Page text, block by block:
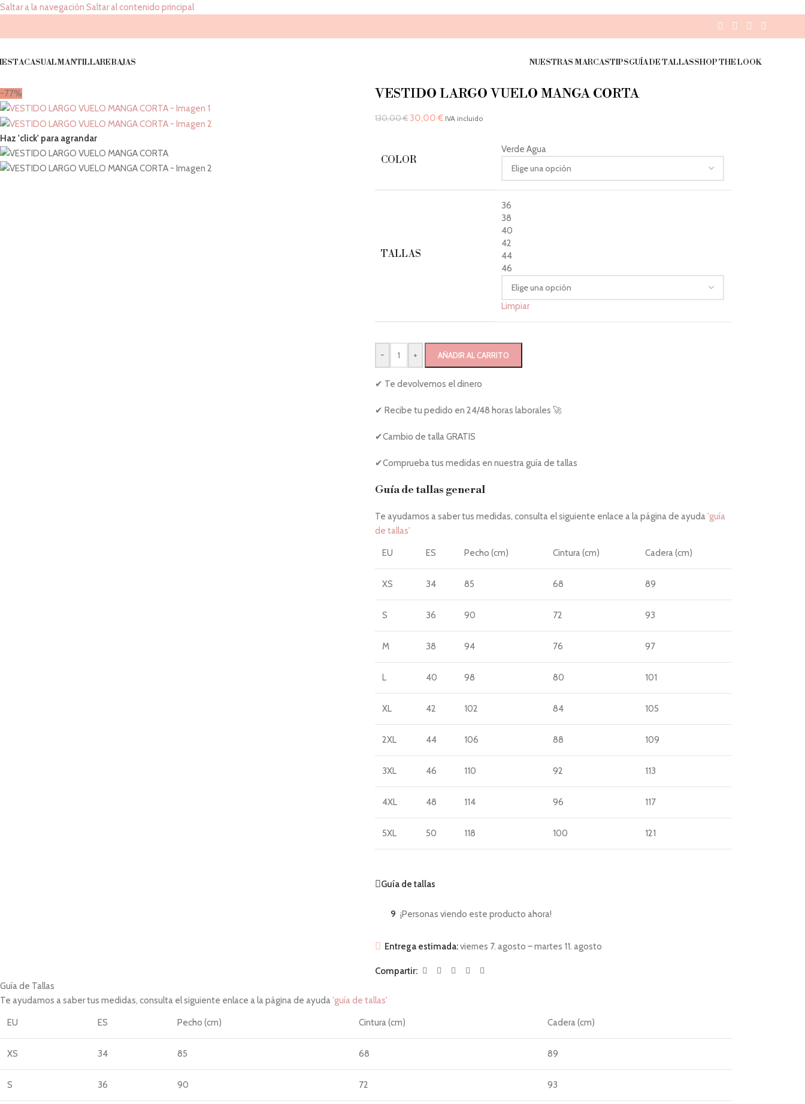
Saltar a la navegación Saltar al contenido principal
CASUALMANTILLAREBAJAS NUESTRAS MARCASTIPSGUÍA DE TALLASSHOP THE LOOK
-77%
Haz 'click' para agrandar
VESTIDO LARGO VUELO MANGA CORTA
130,00€ 30,00 € IVA incluido
COLOR
Verde Agua
TALLAS
36
38
40
42
44
46
Limpiar
- + AÑADIR AL CARRITO
✔ Te devolvemos el dinero
✔ Recibe tu pedido en 24/48 horas laborales 🚀
✔Cambio de talla GRATIS
✔Comprueba tus medidas en nuestra guía de tallas
Guía de tallas general
Te ayudamos a saber tus medidas, consulta el siguiente enlace a la página de ayuda'guía
de tallas'
EU ES Pecho (cm) Cintura (cm) Cadera (cm)
XS 34 85 68 89
S 36 90 72 93
M 38 94 76 97
L 40 98 80 101
XL 42 102 84 105
2XL 44 106 88 109
3XL 46 110 92 113
4XL 48 114 96 117
5XL 50 118 100 121
Guía de tallas
9 ¡Personas viendo este producto ahora!
Entrega estimada:viernes 7. agosto – martes 11. agosto
Compartir:
Guía de Tallas
Te ayudamos a saber tus medidas, consulta el siguiente enlace a la página de ayuda'guía de tallas'
EU ES Pecho (cm) Cintura (cm) Cadera (cm)
XS 34 85 68 89
S 36 90 72 93